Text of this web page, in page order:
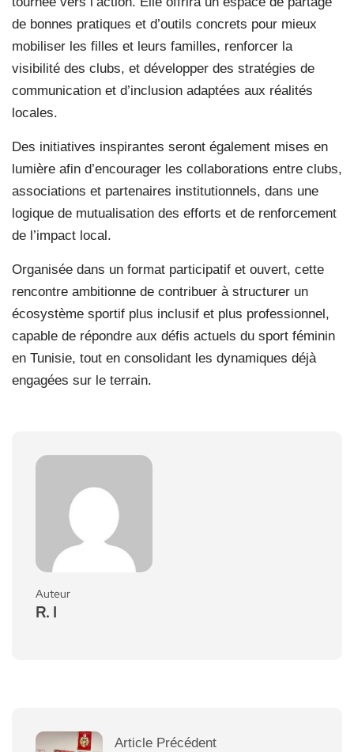
de bonnes pratiques et d’outils concrets pour mieux
mobiliser les filles et leurs familles, renforcer la
visibilité des clubs, et développer des stratégies de
communication et d’inclusion adaptées aux réalités
locales.
Des initiatives inspirantes seront également mises en
lumière afin d’encourager les collaborations entre clubs,
associations et partenaires institutionnels, dans une
logique de mutualisation des efforts et de renforcement
de l’impact local.
Organisée dans un format participatif et ouvert, cette
rencontre ambitionne de contribuer à structurer un
écosystème sportif plus inclusif et plus professionnel,
capable de répondre aux défis actuels du sport féminin
en Tunisie, tout en consolidant les dynamiques déjà
engagées sur le terrain.
Auteur
R. I
Article Précédent